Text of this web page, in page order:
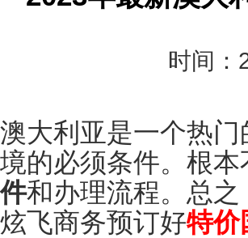
时间：
澳大利亚是一个热
境的必须条件。根
件和办理流程。总
炫飞商务预订好特价